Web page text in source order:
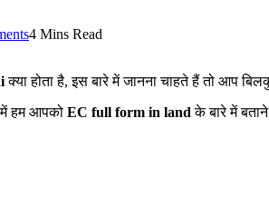
4 Mins Read
क्या होता है, इस बारे में जानना चाहते हैं तो आप
हम आपको EC full form in land के बारे में